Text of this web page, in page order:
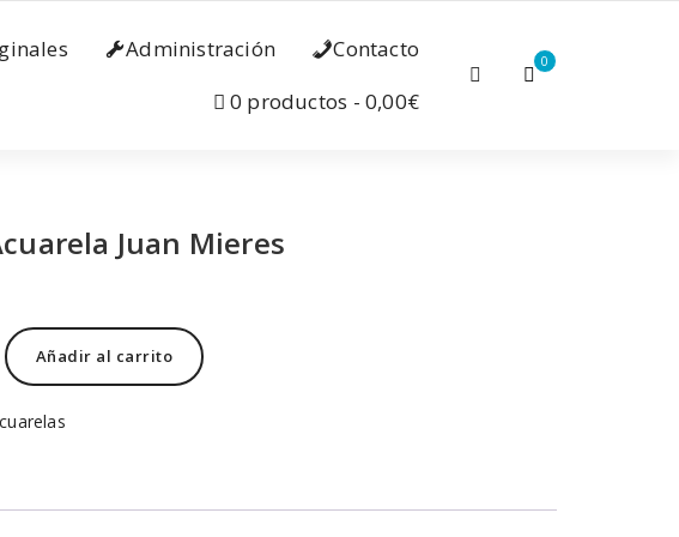
Administración
Contacto
0 productos
0,00€
0
Juan Mieres
Añadir al carrito